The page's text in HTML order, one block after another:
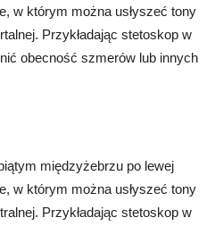
w którym można usłyszeć tony
Przykładając stetoskop w
obecność szmerów lub innych
międzyżebrzu po lewej
w którym można usłyszeć tony
Przykładając stetoskop w